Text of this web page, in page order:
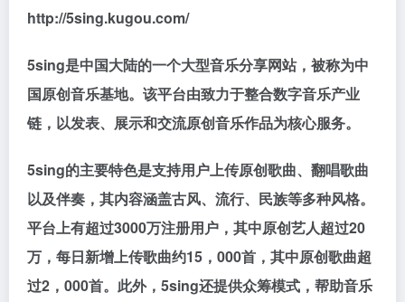
http://5sing.kugou.com/
5sing是中国大陆的一个大型音乐分享网站，被称为中
国原创音乐基地。该平台由致力于整合数字音乐产业
链，以发表、展示和交流原创音乐作品为核心服务。
5sing的主要特色是支持用户上传原创歌曲、翻唱歌曲
以及伴奏，其内容涵盖古风、流行、民族等多种风格。
平台上有超过3000万注册用户，其中原创艺人超过20
万，每日新增上传歌曲约15，000首，其中原创歌曲超
过2，000首。此外，5sing还提供众筹模式，帮助音乐